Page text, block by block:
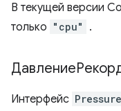
В текущей версии
только "cpu" .
Интерфейс